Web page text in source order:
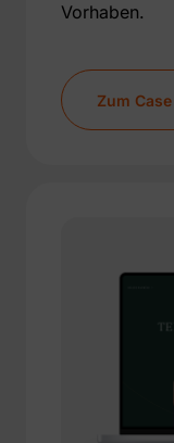
Vorhaben.
Zum Case